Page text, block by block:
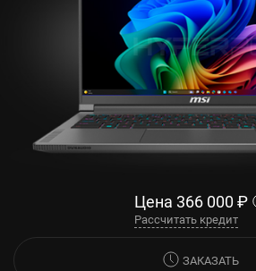
Цена 366 000 ₽
Рассчитать кредит
ЗАКАЗАТЬ